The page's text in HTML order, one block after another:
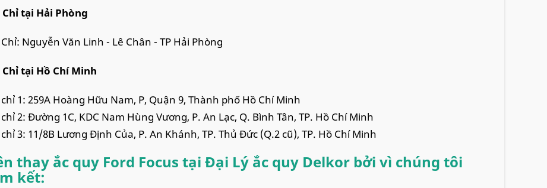
tại Hải Phòng
Nguyễn Văn Linh - Lê Chân - TP Hải Phòng
tại Hồ Chí Minh
1: 259A Hoàng Hữu Nam, P, Quận 9, Thành phố Hồ Chí Minh
2: Đường 1C, KDC Nam Hùng Vương, P. An Lạc, Q. Bình Tân, TP. Hồ Chí Minh
3: 11/8B Lương Định Của, P. An Khánh, TP. Thủ Đức (Q.2 cũ), TP. Hồ Chí Minh
thay ắc quy Ford Focus tại Đại Lý ắc quy Delkor bởi vì chúng tôi
kết: